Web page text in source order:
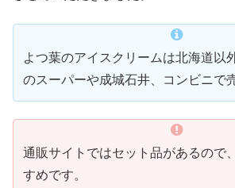
よつ葉のアイスクリームは北海道以
のスーパーや成城石井、コンビニで
通販サイトではセット品があるので
すめです。